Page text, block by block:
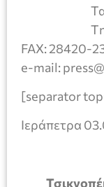
FAX: 28420-
e-mail:
[separator
Ιεράπετρα